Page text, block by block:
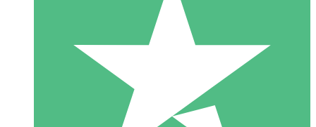
Packs de Crédits Individuels
Payez à l'utilisation avec des crédits de téléchargement. Sans
1 Téléchargement
10 00